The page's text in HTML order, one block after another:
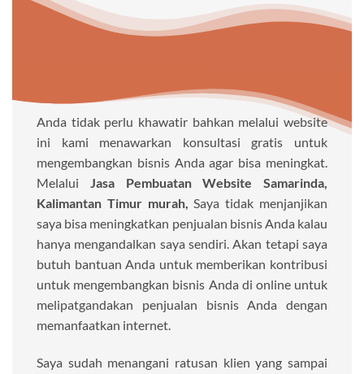
Anda tidak perlu khawatir bahkan melalui website
ini kami menawarkan konsultasi gratis untuk
mengembangkan bisnis Anda agar bisa meningkat.
Melalui
Jasa Pembuatan Website Samarinda,
Kalimantan Timur murah, Saya tidak menjanjikan
saya bisa meningkatkan penjualan bisnis Anda kalau
hanya mengandalkan saya sendiri. Akan tetapi saya
butuh bantuan Anda untuk memberikan kontribusi
untuk mengembangkan bisnis Anda di online untuk
melipatgandakan penjualan bisnis Anda dengan
memanfaatkan internet.
Saya sudah menangani ratusan klien yang sampai